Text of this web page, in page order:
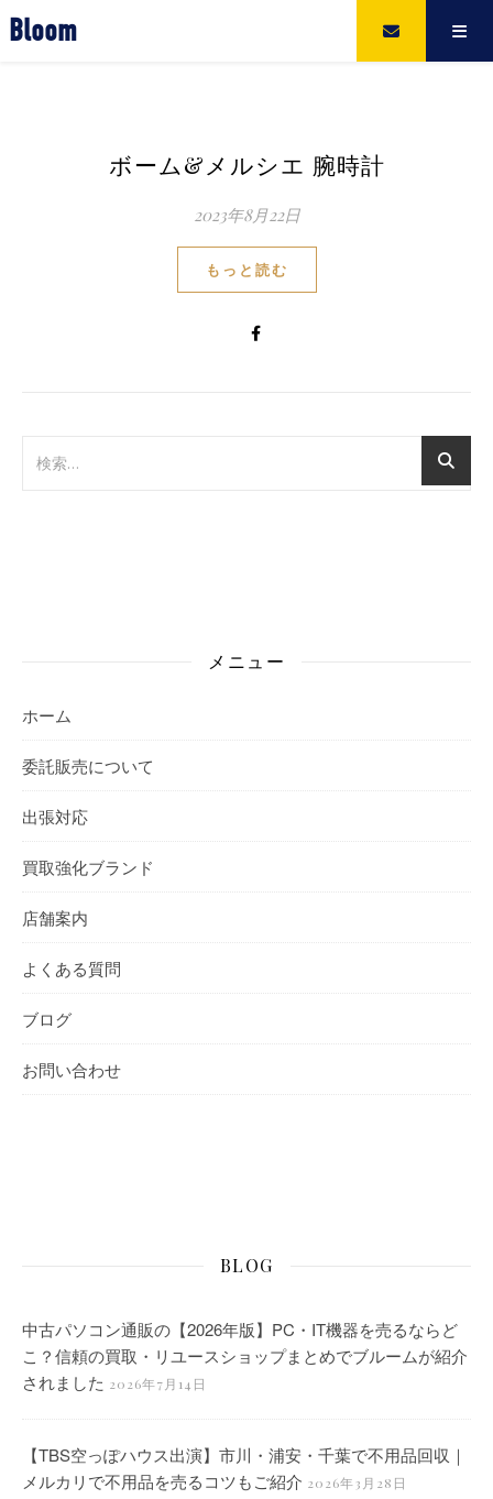
Bloom
ボーム&メルシエ 腕時計
2023年8月22日
もっと読む
メニュー
ホーム
委託販売について
出張対応
買取強化ブランド
店舗案内
よくある質問
ブログ
お問い合わせ
BLOG
中古パソコン通販の【2026年版】PC・IT機器を売るならど
こ？信頼の買取・リユースショップまとめでブルームが紹介
されました 2026年7月14日
【TBS空っぽハウス出演】市川・浦安・千葉で不用品回収｜
メルカリで不用品を売るコツもご紹介 2026年3月28日